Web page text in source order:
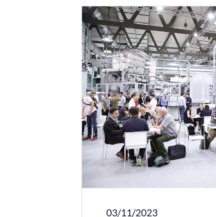
03/11/2023